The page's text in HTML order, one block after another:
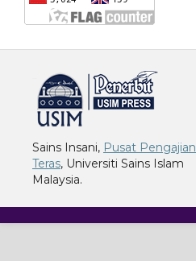
Sains Insani, Pusat Pengajian
Teras, Universiti Sains Islam
Malaysia.